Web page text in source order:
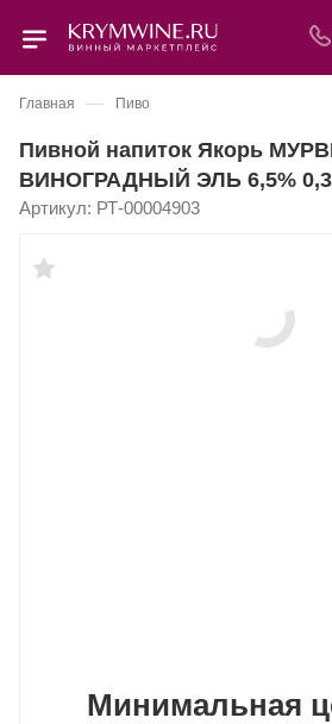
Главная — Пиво
Пивной напиток Якорь
ВИНОГРАДНЫЙ ЭЛЬ 6,5%
Артикул: РТ-00004903
Минимальная